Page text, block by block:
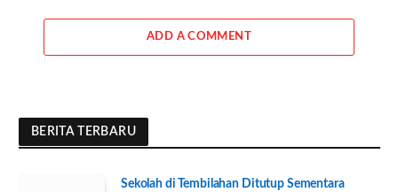
ADD A COMMENT
BERITA TERBARU
Sekolah di Tembilahan Ditutup Sementara